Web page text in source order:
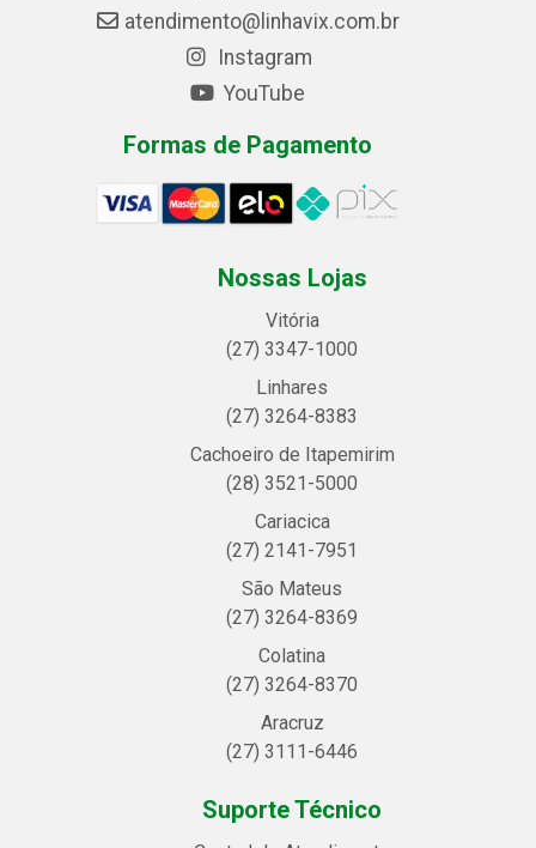
atendimento@linhavix.com.br
Instagram
YouTube
Formas de Pagamento
Nossas Lojas
Vitória
(27) 3347-1000
Linhares
(27) 3264-8383
Cachoeiro de Itapemirim
(28) 3521-5000
Cariacica
(27) 2141-7951
São Mateus
(27) 3264-8369
Colatina
(27) 3264-8370
Aracruz
(27) 3111-6446
Suporte Técnico